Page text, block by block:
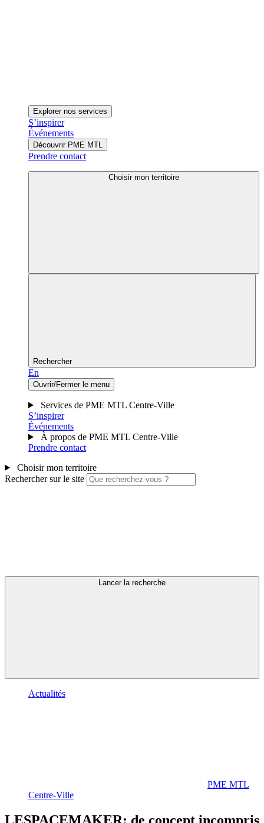
Explorer nos services
S’inspirer
Événements
Découvrir PME MTL
Prendre contact
Choisir mon territoire
Rechercher
En
Ouvrir/Fermer le menu
Services de PME MTL Centre-Ville
S’inspirer
Événements
À propos de PME MTL Centre-Ville
Prendre contact
Choisir mon territoire
Rechercher sur le site
Lancer la recherche
Actualités
PME MTL
Centre-Ville